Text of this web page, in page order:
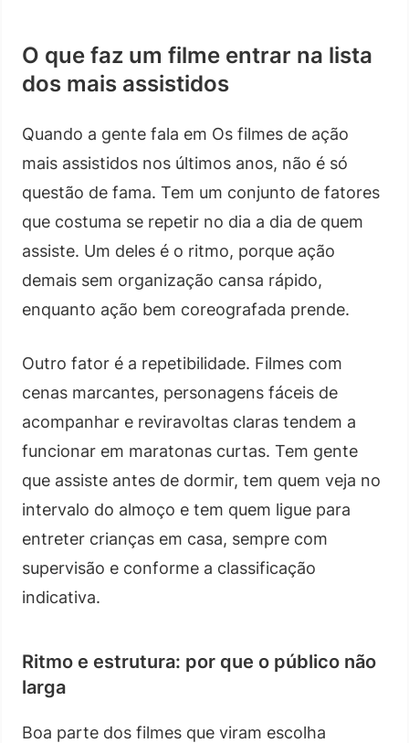
O que faz um filme entrar na lista
dos mais assistidos
Quando a gente fala em Os filmes de ação
mais assistidos nos últimos anos, não é só
questão de fama. Tem um conjunto de fatores
que costuma se repetir no dia a dia de quem
assiste. Um deles é o ritmo, porque ação
demais sem organização cansa rápido,
enquanto ação bem coreografada prende.
Outro fator é a repetibilidade. Filmes com
cenas marcantes, personagens fáceis de
acompanhar e reviravoltas claras tendem a
funcionar em maratonas curtas. Tem gente
que assiste antes de dormir, tem quem veja no
intervalo do almoço e tem quem ligue para
entreter crianças em casa, sempre com
supervisão e conforme a classificação
indicativa.
Ritmo e estrutura: por que o público não
larga
Boa parte dos filmes que viram escolha